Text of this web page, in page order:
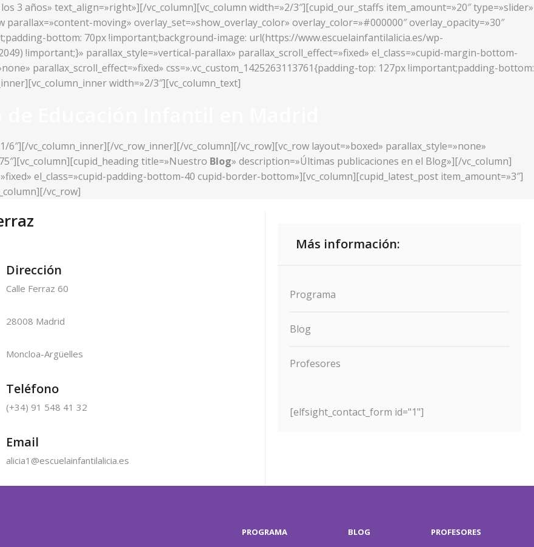
3 años» text_align=»right»][/vc_column][vc_column width=»2/3″][cupid_our_staffs item_amount=»20″ type=»slider»
moving» overlay_set=»show_overlay_color» overlay_color=»#000000″ overlay_opacity=»30″
bottom: 70px !important;background-image: url(https://www.escuelainfantilalicia.es/wp-
!important;}» parallax_style=»vertical-parallax» parallax_scroll_effect=»fixed» el_class=»cupid-margin-bottom-
parallax_scroll_effect=»fixed» css=».vc_custom_1425263113761{padding-top: 127px !important;padding-bottom:
width=»2/3″][vc_column_text]
vc_column_inner][/vc_row_inner][/vc_column][/vc_row][vc_row layout=»boxed» parallax_style=»none»
title=»Nuestro Blog» description=»Últimas publicaciones en el Blog»][/vc_column]
el_class=»cupid-padding-bottom-40 cupid-border-bottom»][vc_column][cupid_latest_post item_amount=»3″]
vc_row]
Dirección
Calle Ferraz 60
28008 Madrid
Moncloa-Argüelles
Teléfono
(+34) 91 548 41 32
Email
alicia1@escuelainfantilalicia.es
Más información:
Programa
Blog
Profesores
[elfsight_contact_form id="1"]
PROGRAMA BLOG PROFESORES